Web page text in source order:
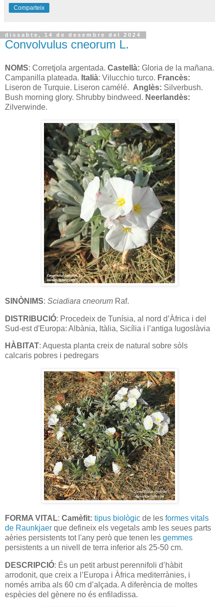
Comparteix
dissabte, 14 de desembre del 2024
Convolvulus cneorum L.
NOMS: Corretjola argentada. Castellà: Gloria de la mañana.
Campanilla plateada. Italià: Vilucchio turco. Francès:
Liseron de Turquie. Liseron camélé. Anglès: Silverbush.
Bush morning glory. Shrubby bindweed. Neerlandès:
Zilverwinde.
SINÒNIMS: Sciadiara cneorum Raf.
DISTRIBUCIÓ: Procedeix de Tunísia, al nord d’Àfrica i del
Sud-est d'Europa: Albània, Itàlia, Sicília i l’antiga Iugoslàvia
HÀBITAT: Aquesta planta creix de natural sobre sòls
calcaris pobres i pedregars
FORMA VITAL: Camèfit: tipus biològic de les formes vitals
de Raunkjaer que defineix els vegetals amb les seues parts
aèries persistents tot l'any però que tenen les gemmes
persistents a un nivell de terra inferior als 25-50 cm.
DESCRIPCIÓ: És un petit arbust perennifoli d’hàbit
arrodonit, que creix a l’Europa i Àfrica mediterrànies, i
només arriba als 60 cm d’alçada. A diferència de moltes
espècies del gènere no és enfiladissa.